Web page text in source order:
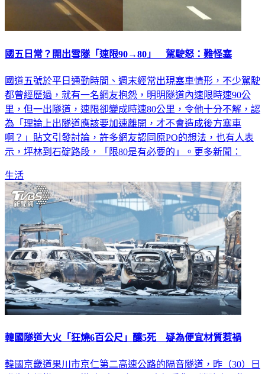
國五日常？開出雪隧「速限90→80」 駕駛怒：難怪塞
國道五號於平日通勤時間、週末經常出現塞車情形，不少駕駛
都曾經歷過，就有一名網友抱怨，明明隧道內速限時速90公
里，但一出隧道，速限卻變成時速80公里，令他十分不解，認
為「理論上出隧道應該要加速離開，才不會造成後方塞車
啊？」貼文引發討論，許多網友認同原PO的想法，也有人表
示，坪林到石碇路段，「限80是有必要的」。更多新聞：
生活
韓國隧道大火「狂燒6百公尺」釀5死 疑為便宜材質惹禍
韓國京畿道果川市京仁第二高速公路的隔音隧道，昨（30）日